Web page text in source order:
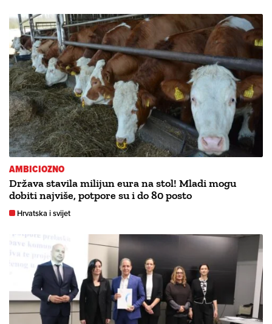
AMBICIOZNO
Država stavila milijun eura na stol! Mladi mogu
dobiti najviše, potpore su i do 80 posto
Hrvatska i svijet